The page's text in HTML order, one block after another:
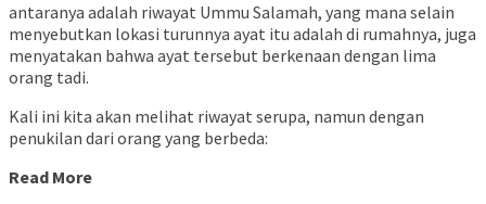
antaranya adalah riwayat Ummu Salamah, yang mana selain
menyebutkan lokasi turunnya ayat itu adalah di rumahnya, juga
menyatakan bahwa ayat tersebut berkenaan dengan lima
orang tadi.
Kali ini kita akan melihat riwayat serupa, namun dengan
penukilan dari orang yang berbeda:
Read More